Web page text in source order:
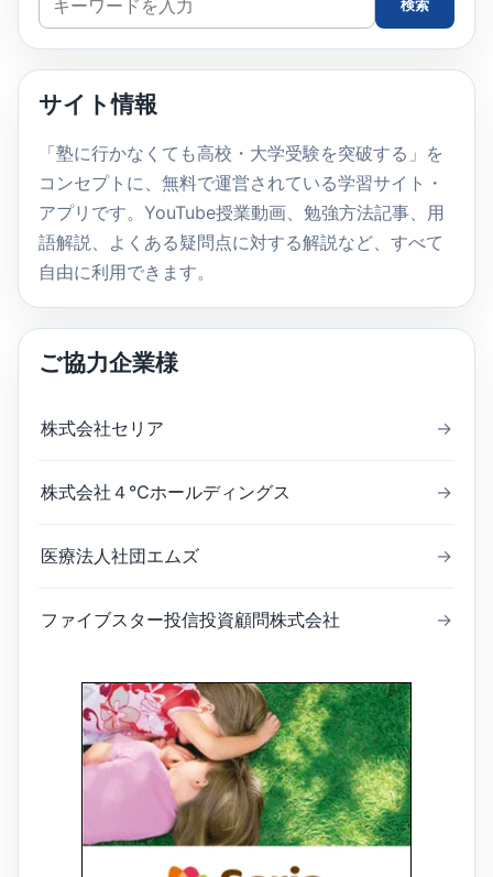
イ
ト
検
索
検索
サイト情報
「塾に行かなくても高校・大学受験を突破する」を
コンセプトに、無料で運営されている学習サイト・
アプリです。YouTube授業動画、勉強方法記事、用
語解説、よくある疑問点に対する解説など、すべて
自由に利用できます。
ご協力企業様
株式会社セリア →
株式会社４℃ホールディングス →
医療法人社団エムズ →
ファイブスター投信投資顧問株式会社 →